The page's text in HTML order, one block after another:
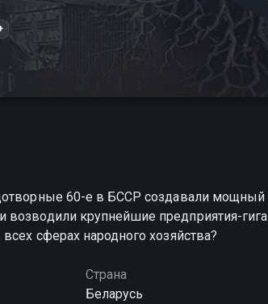
60-е в БССР создавали мощный
возводили крупнейшие предприятия-
сферах народного хозяйства?
Страна
Беларусь